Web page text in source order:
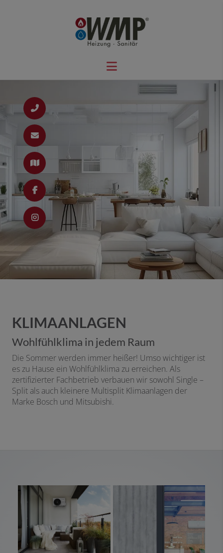
KLIMAANLAGEN
Wohlfühlklima in jedem Raum
Die Sommer werden immer heißer! Umso wichtiger ist
es zu Hause ein Wohlfühlklima zu erreichen. Als
zertifizierter Fachbetrieb verbauen wir sowohl Single –
Split als auch kleinere Multisplit Klimaanlagen der
Marke Bosch und Mitsubishi.